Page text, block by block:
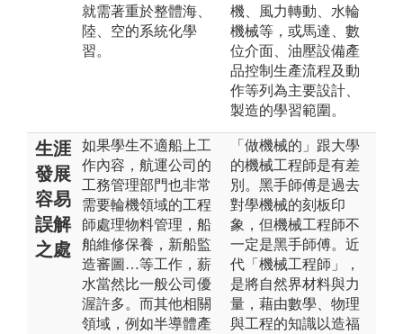
就需著重於整體海、
陸、空的系統化學
習。
機、風力轉動、水輪
機械等，或馬達、數
位介面、油壓設備產
品控制生產流程及動
作等列為主要設計、
製造的學習範圍。
生涯
發展
容易
誤解
之處
如果學生不適船上工
作內容，航運公司的
工務管理部門也非常
需要輪機領域的工程
師處理物料管理，船
舶維修保養，新船監
造審圖…等工作，薪
水當然比一般公司優
渥許多。而其他相關
領域，例如半導體產
「做機械的」跟大學
的機械工程師是有差
別。黑手師傅是過去
對學機械的刻板印
象，但機械工程師不
一定是黑手師傅。近
代「機械工程師」，
是將自然界材料與力
量，藉由數學、物理
與工程的知識以造福